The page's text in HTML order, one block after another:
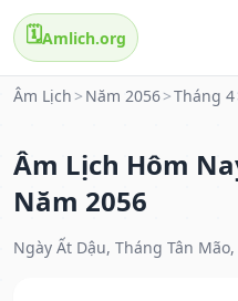
🗓️Amlich.org
Âm Lịch > Năm 2056>Tháng 4
Âm Lịch Hôm
Năm 2056
Ngày Ất Dậu, Tháng Tân